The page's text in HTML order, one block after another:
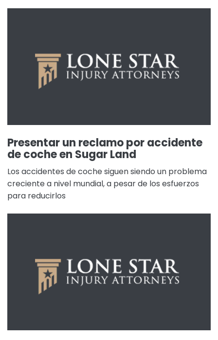
Presentar un reclamo por accidente
de coche en Sugar Land
Los accidentes de coche siguen siendo un problema
creciente a nivel mundial, a pesar de los esfuerzos
para reducirlos